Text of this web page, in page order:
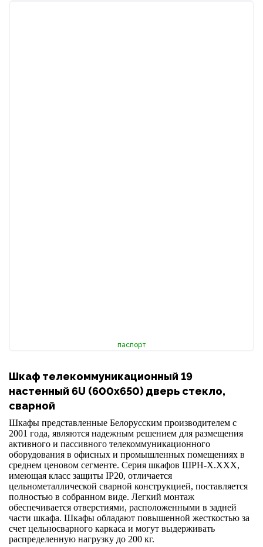
паспорт
Шкаф телекоммуникационный 19
настенный 6U (600x650) дверь стекло,
сварной
Шкафы представленные Белорусским производителем с
2001 года, являются надежным решением для размещения
активного и пассивного телекоммуникационного
оборудования в офисных и промышленных помещениях в
среднем ценовом сегменте. Серия шкафов ШРН-Х.ХХХ,
имеющая класс защиты IP20, отличается
цельнометаллической сварной конструкцией, поставляется
полностью в собранном виде. Легкий монтаж
обеспечивается отверстиями, расположенными в задней
части шкафа. Шкафы обладают повышенной жесткостью за
счет цельносварного каркаса и могут выдерживать
распределенную нагрузку до 200 кг.